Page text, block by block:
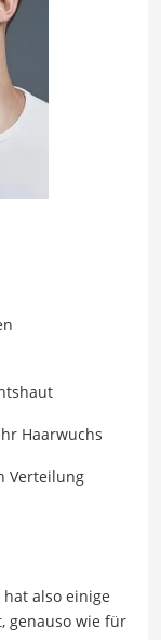
Haarwuchs
Verteilung
also einige
genauso wie für